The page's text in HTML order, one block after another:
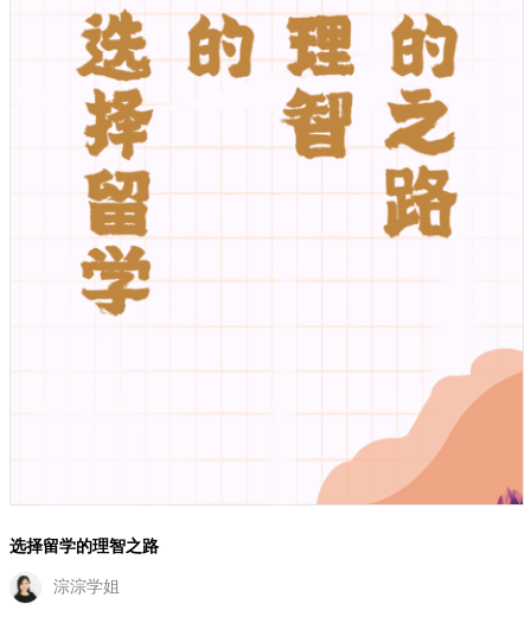
选择留学的理智之路
淙淙学姐